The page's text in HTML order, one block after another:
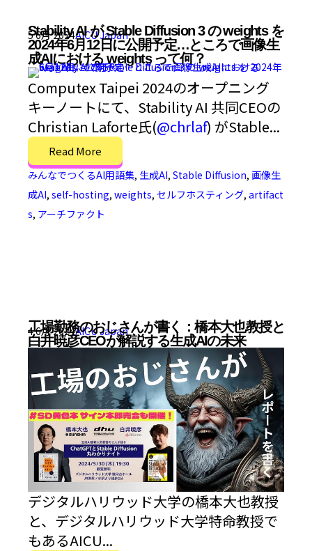
Stability AI が Stable Diffusion 3 の weights を
2024年6月12日に公開予定…ところで画像生
成AIにおける weights って何？
5 6月 2024AICU Japan
Computex Taipei 2024のオープニング
キーノートにて、Stability AI 共同CEOの
Christian Laforte氏(@chrlaf) がStable...
Read More
みんなでつくるAI用語集, 生成AI, Stable Diffusion, 画像生
成AI, self-hosting, weights, セルフホスティング, artifact
s, アーチファクト
工場勤務のおじさんが書く：橋本大也教授と
白井暁彦CEOが解説する生成AIの未来
4 6月 2024AICU Japan
デジタルハリウッド大学の橋本大也教授
と、デジタルハリウッド大学特命教授で
もあるAICU...